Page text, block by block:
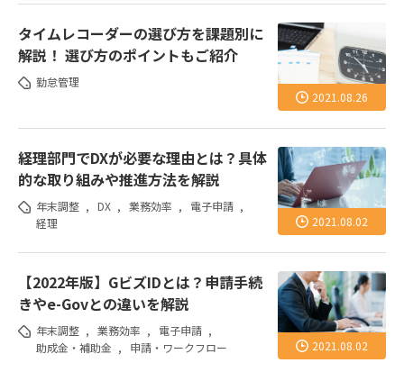
2021.08.26
タイムレコーダーの選び方を課題別に
解説！ 選び方のポイントもご紹介
勤怠管理
2021.08.02
経理部門でDXが必要な理由とは？具体
的な取り組みや推進方法を解説
年末調整 , DX , 業務効率 , 電子申請 ,
経理
2021.08.02
【2022年版】GビズIDとは？申請手続
きやe-Govとの違いを解説
年末調整 , 業務効率 , 電子申請 ,
助成金・補助金 , 申請・ワークフロー